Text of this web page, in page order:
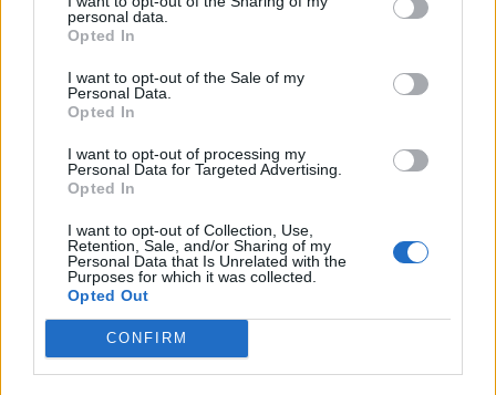
personal data.
Opted In
I want to opt-out of the Sale of my
Personal Data.
Opted In
I want to opt-out of processing my
Personal Data for Targeted Advertising.
Opted In
I want to opt-out of Collection, Use,
Retention, Sale, and/or Sharing of my
Personal Data that Is Unrelated with the
Purposes for which it was collected.
Opted Out
CONFIRM
Palangoje koncertą rengianti grupė
karjeroje